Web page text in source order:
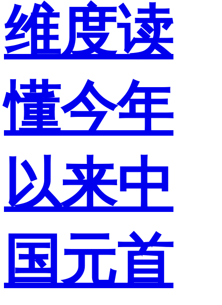
维度读
懂今年
以来中
国元首